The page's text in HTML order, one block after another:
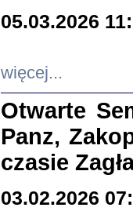
05.03.2026
więcej...
Otwarte
Panz,
czasie
03.02.2026